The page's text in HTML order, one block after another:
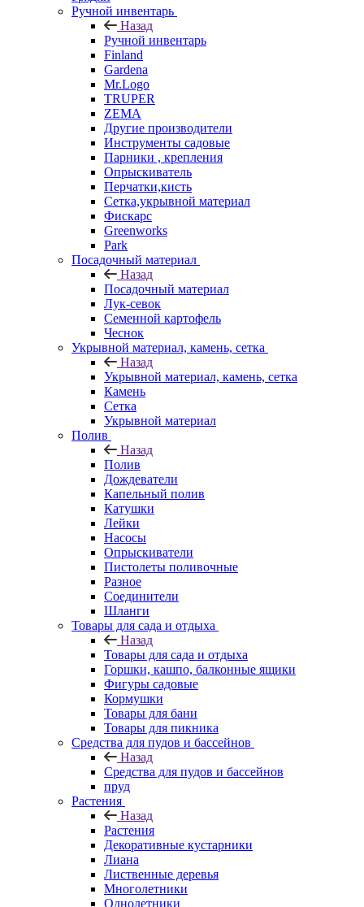
Ручной инвентарь
Назад
Ручной инвентарь
Finland
Gardena
Mr.Logo
TRUPER
ZEMA
Другие производители
Инструменты садовые
Парники , крепления
Опрыскиватель
Перчатки,кисть
Сетка,укрывной материал
Фискарс
Greenworks
Park
Посадочный материал
Назад
Посадочный материал
Лук-севок
Семенной картофель
Чеснок
Укрывной материал, камень, сетка
Назад
Укрывной материал, камень, сетка
Камень
Сетка
Укрывной материал
Полив
Назад
Полив
Дождеватели
Капельный полив
Катушки
Лейки
Насосы
Опрыскиватели
Пистолеты поливочные
Разное
Соединители
Шланги
Товары для сада и отдыха
Назад
Товары для сада и отдыха
Горшки, кашпо, балконные ящики
Фигуры садовые
Кормушки
Товары для бани
Товары для пикника
Средства для пудов и бассейнов
Назад
Средства для пудов и бассейнов
пруд
Растения
Назад
Растения
Декоративные кустарники
Лиана
Лиственные деревья
Многолетники
Однолетники